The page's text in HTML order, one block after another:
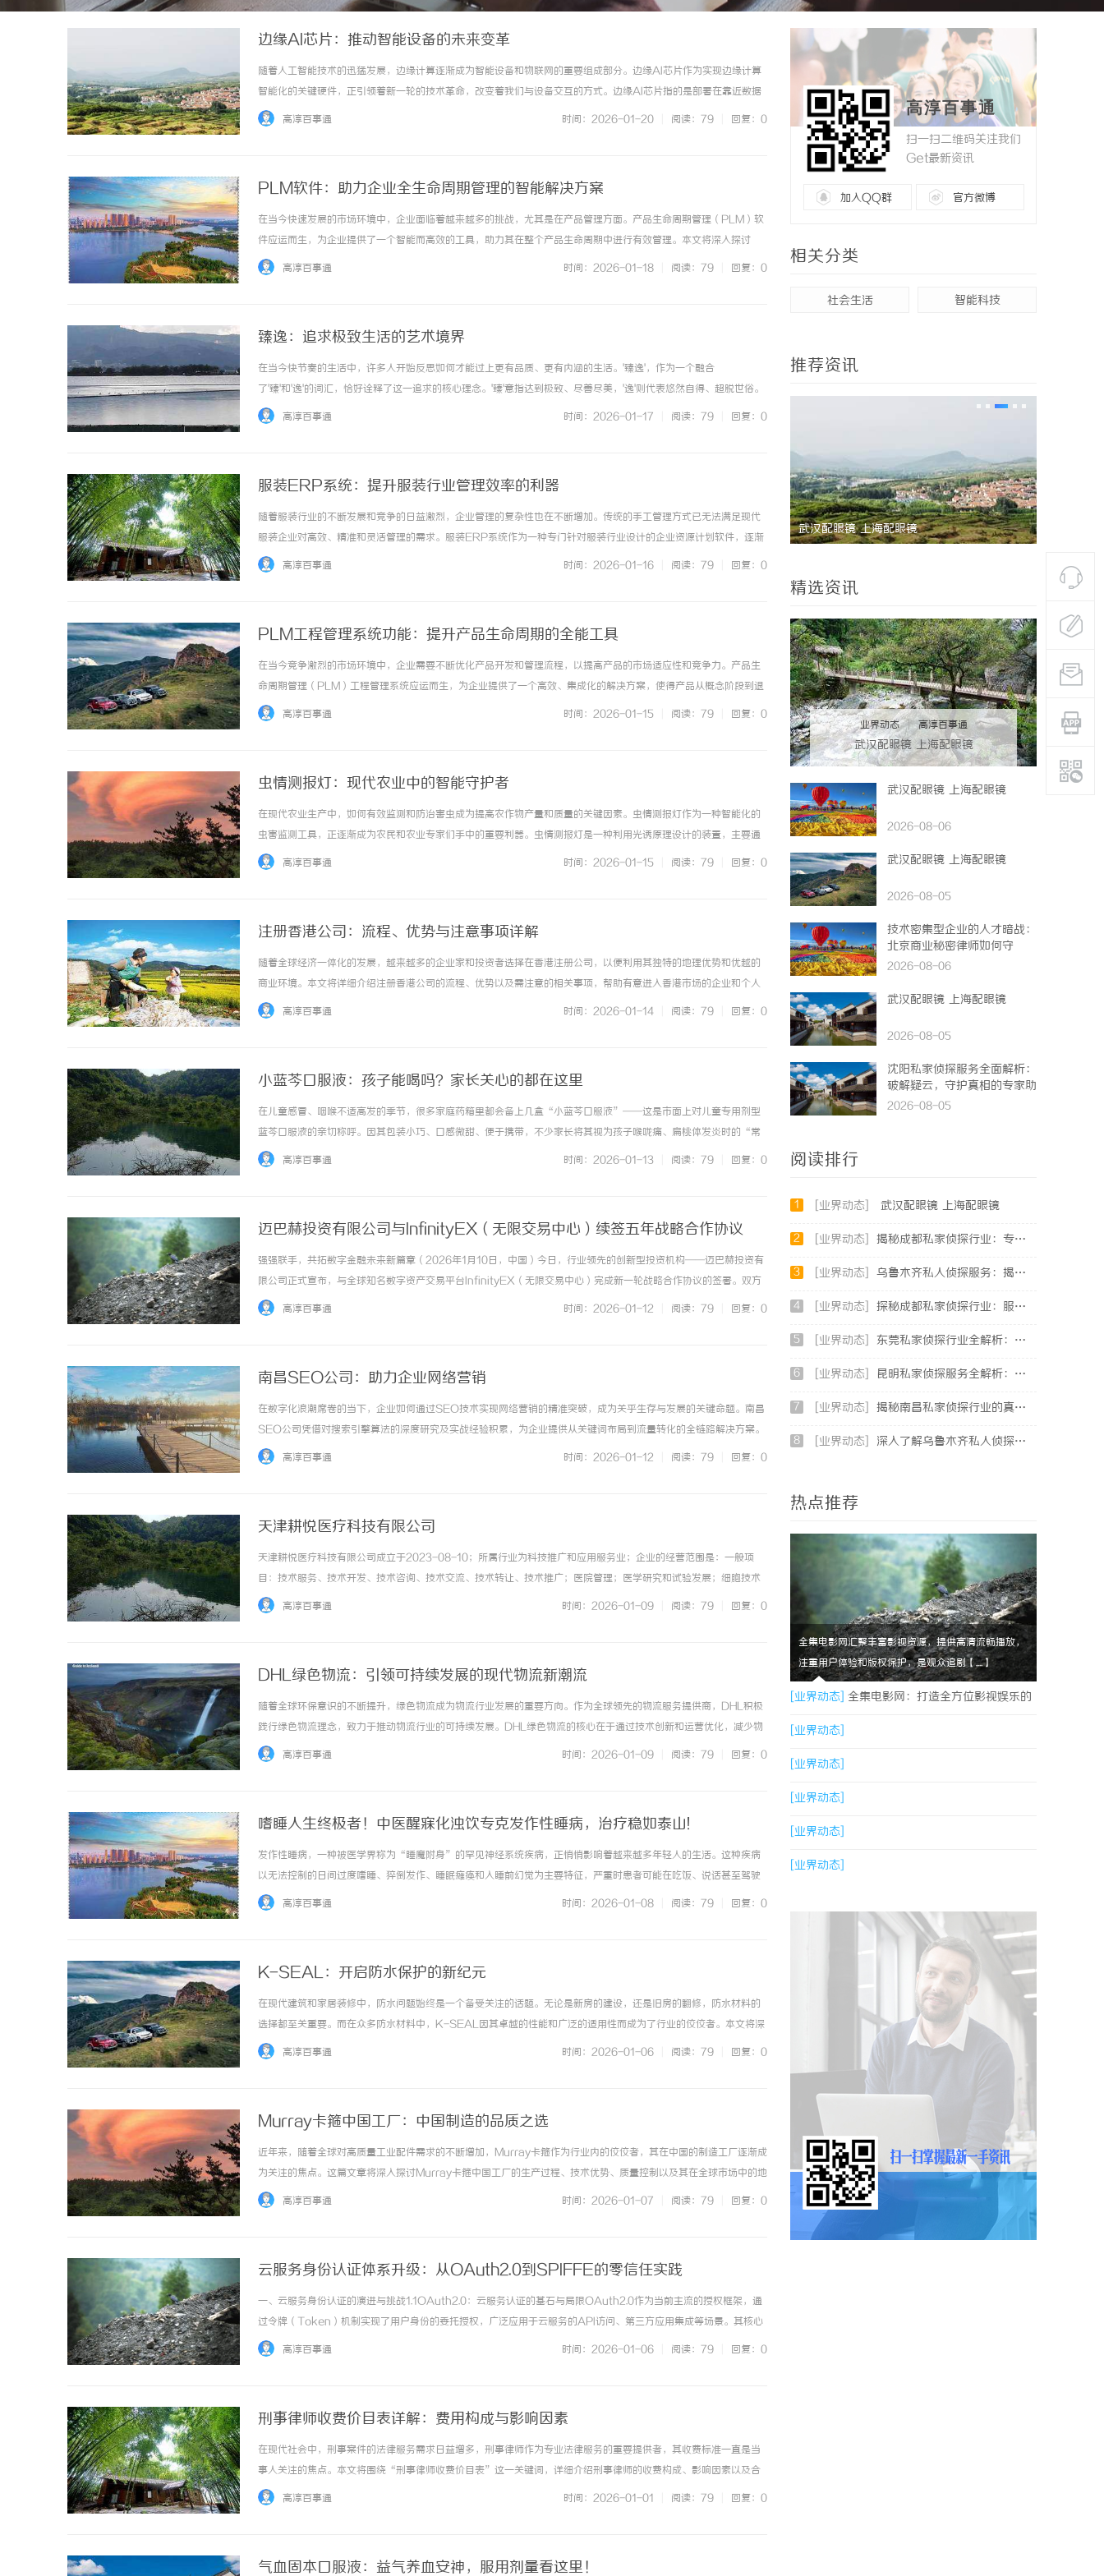
边缘AI芯片：推动智能设备的未来变革
随着人工智能技术的迅猛发展，边缘计算逐渐成为智能设备和物联网的重要组成部分。边缘AI芯片作为实现边缘计算
智能化的关键硬件，正引领着新一轮的技术革命，改变着我们与设备交互的方式。边缘AI芯片指的是部署在靠近数据
源头的设备端，具备独立处理AI算法能力的芯片。它能够在本地实时处理海量数据，减少对云端的依赖，从而降低网
高淳百事通 时间：2026-01-20 阅读：79 回复：0
PLM软件：助力企业全生命周期管理的智能解决方案
在当今快速发展的市场环境中，企业面临着越来越多的挑战，尤其是在产品管理方面。产品生命周期管理（PLM）软
件应运而生，为企业提供了一个智能而高效的工具，助力其在整个产品生命周期中进行有效管理。本文将深入探讨
PLM软件的功能、优势以及选择时需考虑的因素，带您全面了解这一关键工具。什么是PLM软件？PLM软件是一种
高淳百事通 时间：2026-01-18 阅读：79 回复：0
臻逸：追求极致生活的艺术境界
在当今快节奏的生活中，许多人开始反思如何才能过上更有品质、更有内涵的生活。'臻逸'，作为一个融合
了'臻'和'逸'的词汇，恰好诠释了这一追求的核心理念。'臻'意指达到极致、尽善尽美，'逸'则代表悠然自得、超脱世俗。
将两者结合，‘臻逸’不仅仅是一种生活状态，更是一种艺术境界，是对极致生活美学的追求。首先，'臻逸'体现了对
高淳百事通 时间：2026-01-17 阅读：79 回复：0
服装ERP系统：提升服装行业管理效率的利器
随着服装行业的不断发展和竞争的日益激烈，企业管理的复杂性也在不断增加。传统的手工管理方式已无法满足现代
服装企业对高效、精准和灵活管理的需求。服装ERP系统作为一种专门针对服装行业设计的企业资源计划软件，逐渐
成为推动服装企业数字化转型和提升管理效能的重要工具。服装ERP系统集成了采购、库存、生产、销售、财务等多
高淳百事通 时间：2026-01-16 阅读：79 回复：0
PLM工程管理系统功能：提升产品生命周期的全能工具
在当今竞争激烈的市场环境中，企业需要不断优化产品开发和管理流程，以提高产品的市场适应性和竞争力。产品生
命周期管理（PLM）工程管理系统应运而生，为企业提供了一个高效、集成化的解决方案，使得产品从概念阶段到退
市的整个过程都能够得到有效的管理与优化。本文将深入探讨PLM工程管理系统功能、优势以及实施过程中需要注意
高淳百事通 时间：2026-01-15 阅读：79 回复：0
虫情测报灯：现代农业中的智能守护者
在现代农业生产中，如何有效监测和防治害虫成为提高农作物产量和质量的关键因素。虫情测报灯作为一种智能化的
虫害监测工具，正逐渐成为农民和农业专家们手中的重要利器。虫情测报灯是一种利用光诱原理设计的装置，主要通
过发出特定波长的光线吸引夜间活动的害虫，比如蛾类、甲虫等。当害虫被灯光吸引飞至灯具附近时，会被捕捉或记
高淳百事通 时间：2026-01-15 阅读：79 回复：0
注册香港公司：流程、优势与注意事项详解
随着全球经济一体化的发展，越来越多的企业家和投资者选择在香港注册公司，以便利用其独特的地理优势和优越的
商业环境。本文将详细介绍注册香港公司的流程、优势以及需注意的相关事项，帮助有意进入香港市场的企业和个人
做好充分准备。一、注册香港公司的流程注册香港公司相对简便快捷，主要包括以下几个步骤：首先，确定公司的名
高淳百事通 时间：2026-01-14 阅读：79 回复：0
小蓝芩口服液：孩子能喝吗？家长关心的都在这里
在儿童感冒、咽喉不适高发的季节，很多家庭药箱里都会备上几盒“小蓝芩口服液”——这是市面上对儿童专用剂型
蓝芩口服液的亲切称呼。因其包装小巧、口感微甜、便于携带，不少家长将其视为孩子喉咙痛、扁桃体发炎时的“常
备良药”。但也有不少家长心存疑虑：孩子真的可以喝小蓝芩口服液吗？安全吗？怎么用才合适？今天，我们就来聊
高淳百事通 时间：2026-01-13 阅读：79 回复：0
迈巴赫投资有限公司与InfinityEX（无限交易中心）续签五年战略合作协议
强强联手，共拓数字金融未来新篇章（2026年1月10日，中国）今日，行业领先的创新型投资机构——迈巴赫投资有
限公司正式宣布，与全球知名数字资产交易平台InfinityEX（无限交易中心）完成新一轮战略合作协议的签署。双方
决定将合作伙伴关系再延长五年，致力于在数字资产管理与金融科技创新领域开展更深层次、更广维度的协同合作，
高淳百事通 时间：2026-01-12 阅读：79 回复：0
南昌SEO公司：助力企业网络营销
在数字化浪潮席卷的当下，企业如何通过SEO技术实现网络营销的精准突破，成为关乎生存与发展的关键命题。南昌
SEO公司凭借对搜索引擎算法的深度研究及实战经验积累，为企业提供从关键词布局到流量转化的全链路解决方案。
本文将系统解析SEO优化的核心逻辑与实战策略，帮助企业构建可持续的网络营销生态。一、SEO技术体系的底层
高淳百事通 时间：2026-01-12 阅读：79 回复：0
天津耕悦医疗科技有限公司
天津耕悦医疗科技有限公司成立于2023-08-10；所属行业为科技推广和应用服务业；企业的经营范围是：一般项
目：技术服务、技术开发、技术咨询、技术交流、技术转让、技术推广；医院管理；医学研究和试验发展；细胞技术
研发和应用；第一类医疗器械销售；第二类医疗器械销售；医护人员防护用品批发；家具销售；电子产品销售；计算
高淳百事通 时间：2026-01-09 阅读：79 回复：0
DHL绿色物流：引领可持续发展的现代物流新潮流
随着全球环保意识的不断提升，绿色物流成为物流行业发展的重要方向。作为全球领先的物流服务提供商，DHL积极
践行绿色物流理念，致力于推动物流行业的可持续发展。DHL绿色物流的核心在于通过技术创新和运营优化，减少物
流过程中的碳排放和资源消耗。DHL提出了“GoGreen”计划，旨在实现运输过程中的碳中和。该计划涵盖了节能
高淳百事通 时间：2026-01-09 阅读：79 回复：0
嗜睡人生终极者！中医醒寐化浊饮专克发作性睡病，治疗稳如泰山!
发作性睡病，一种被医学界称为“睡魔附身”的罕见神经系统疾病，正悄悄影响着越来越多年轻人的生活。这种疾病
以无法控制的日间过度嗜睡、猝倒发作、睡眠瘫痪和入睡前幻觉为主要特征，严重时患者可能在吃饭、说话甚至驾驶
时突然入睡，生命安全受到极大威胁。预约就诊：185-1505-185219岁的大学生小马就是其中一位受害者。曾经活
高淳百事通 时间：2026-01-08 阅读：79 回复：0
K-SEAL：开启防水保护的新纪元
在现代建筑和家居装修中，防水问题始终是一个备受关注的话题。无论是新房的建设，还是旧房的翻修，防水材料的
选择都至关重要。而在众多防水材料中，K-SEAL因其卓越的性能和广泛的适用性而成为了行业的佼佼者。本文将深
入探讨K-SEAL的特点、优势、应用场景以及使用技巧，帮助您更好地理解这一优秀的防水解决方案。K-SEAL是
高淳百事通 时间：2026-01-06 阅读：79 回复：0
Murray卡箍中国工厂：中国制造的品质之选
近年来，随着全球对高质量工业配件需求的不断增加，Murray卡箍作为行业内的佼佼者，其在中国的制造工厂逐渐成
为关注的焦点。这篇文章将深入探讨Murray卡箍中国工厂的生产过程、技术优势、质量控制以及其在全球市场中的地
位，帮助读者全面了解这一品牌及其中国工厂的卓越之处。一、Murray卡箍的历史背景Murray卡箍成立于上世纪，
高淳百事通 时间：2026-01-07 阅读：79 回复：0
云服务身份认证体系升级：从OAuth2.0到SPIFFE的零信任实践
一、云服务身份认证的演进与挑战1.1OAuth2.0：云服务认证的基石与局限OAuth2.0作为当前主流的授权框架，通
过令牌（Token）机制实现了用户身份的委托授权，广泛应用于云服务的API访问、第三方应用集成等场景。其核心
优势包括：标准化流程：定义了授权码、隐式、密码等四种授权模式，覆盖多数交互场景；令牌灵活性：支持JWT等
高淳百事通 时间：2026-01-06 阅读：79 回复：0
刑事律师收费价目表详解：费用构成与影响因素
在现代社会中，刑事案件的法律服务需求日益增多，刑事律师作为专业法律服务的重要提供者，其收费标准一直是当
事人关注的焦点。本文将围绕“刑事律师收费价目表”这一关键词，详细介绍刑事律师的收费构成、影响因素以及合
理的费用范围，帮助当事人更好地理解和选择律师服务。一、刑事律师收费的基本构成刑事律师的收费通常包括咨询
高淳百事通 时间：2026-01-01 阅读：79 回复：0
气血固本口服液：益气养血安神，服用剂量看这里！
高淳百事通
扫一扫二维码关注我们
Get最新资讯
加入QQ群 官方微博
相关分类
社会生活 智能科技
推荐资讯
当二胎妈妈遇见“纸巾危机” 麻花影视：打造中国喜剧影视新高地的创新典 武汉配眼镜 上海配眼镜 高精密光纤切割机：引领工业制造
精选资讯
业界动态 | 高淳百事通
武汉配眼镜 上海配眼镜
武汉配眼镜 上海配眼镜
2026-08-06
武汉配眼镜 上海配眼镜
2026-08-05
技术密集型企业的人才暗战：
北京商业秘密律师如何守
住“人带技术走”的底线
2026-08-06
武汉配眼镜 上海配眼镜
2026-08-05
沈阳私家侦探服务全面解析：
破解疑云，守护真相的专家助
力
2026-08-05
阅读排行
1 [业界动态] 武汉配眼镜 上海配眼镜
2 [业界动态] 揭秘成都私家侦探行业：专业服务与法律边界解析
3 [业界动态] 乌鲁木齐私人侦探服务：揭秘专业调查背后的故事与应用
4 [业界动态] 探秘成都私家侦探行业：服务、案例与市场现状全面解析
5 [业界动态] 东莞私家侦探行业全解析：服务内容与法律边界详解
6 [业界动态] 昆明私家侦探服务全解析：专业侦查助您解决疑难问题
7 [业界动态] 揭秘南昌私家侦探行业的真实面貌与服务价值详解
8 [业界动态] 深入了解乌鲁木齐私人侦探行业的现状与发展趋势
热点推荐
全集电影网汇聚丰富影视资源，提供高清流畅播放，
注重用户体验和版权保护，是观众追剧【....】
[业界动态] 全集电影网：打造全方位影视娱乐的
优质平台解析
[业界动态]
[业界动态]
[业界动态]
[业界动态]
[业界动态]